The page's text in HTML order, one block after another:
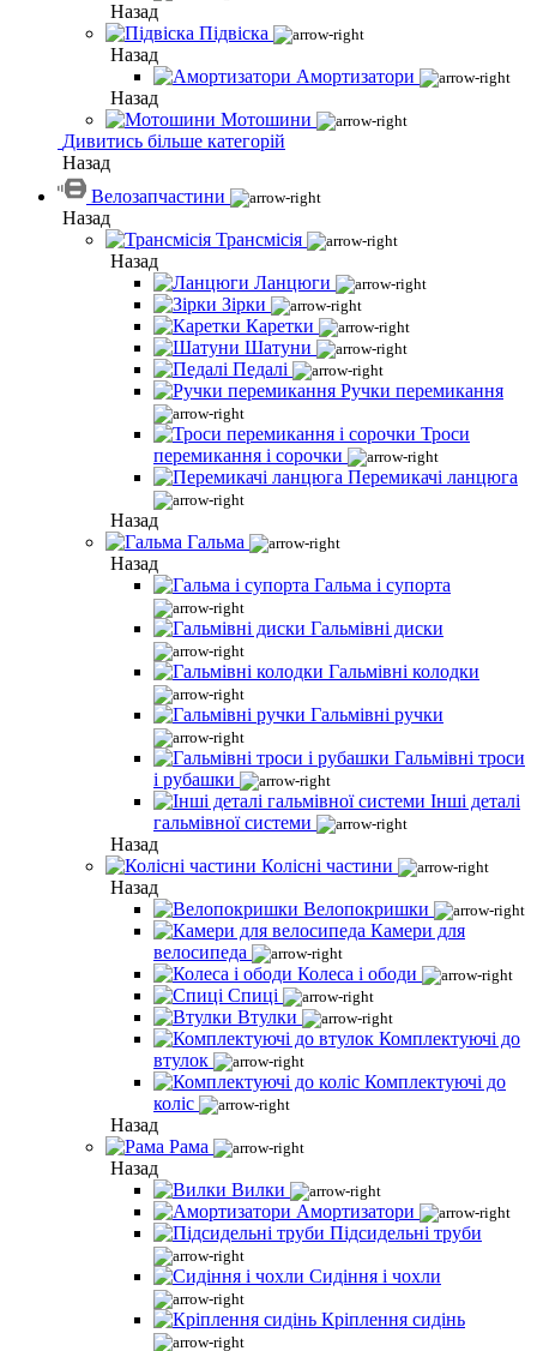
Назад
Підвіска
Назад
Амортизатори
Назад
Мотошини
Дивитись більше категорій
Назад
Велозапчастини
Назад
Трансмісія
Назад
Ланцюги
Зірки
Каретки
Шатуни
Педалі
Ручки перемикання
Троси
перемикання і сорочки
Перемикачі ланцюга
Назад
Гальма
Назад
Гальма і супорта
Гальмівні диски
Гальмівні колодки
Гальмівні ручки
Гальмівні троси
і рубашки
Інші деталі
гальмівної системи
Назад
Колісні частини
Назад
Велопокришки
Камери для
велосипеда
Колеса і ободи
Спиці
Втулки
Комплектуючі до
втулок
Комплектуючі до
коліс
Назад
Рама
Назад
Вилки
Амортизатори
Підсидельні труби
Сидіння і чохли
Кріплення сидінь